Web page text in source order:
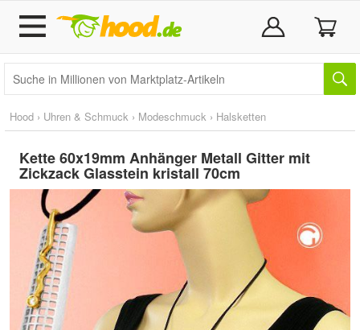
Hood › Uhren & Schmuck › Modeschmuck › Halsketten
Kette 60x19mm Anhänger Metall Gitter mit
Zickzack Glasstein kristall 70cm